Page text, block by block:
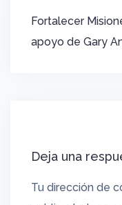
Navegación
de
entradas
Fortalecer
apoyo de Gary
Deja una
Tu dirección de